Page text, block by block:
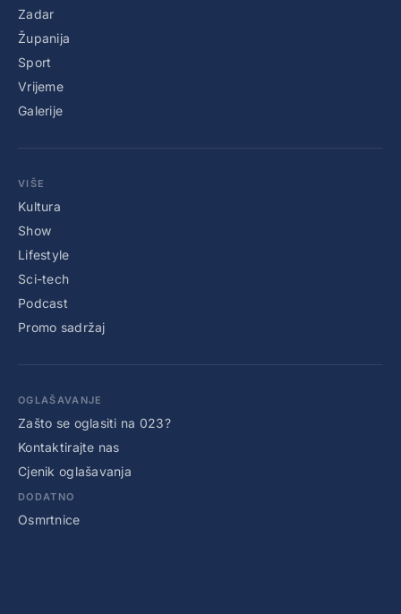
Zadar
Županija
Sport
Vrijeme
Galerije
VIŠE
Kultura
Show
Lifestyle
Sci-tech
Podcast
Promo sadržaj
OGLAŠAVANJE
Zašto se oglasiti na 023?
Kontaktirajte nas
Cjenik oglašavanja
DODATNO
Osmrtnice